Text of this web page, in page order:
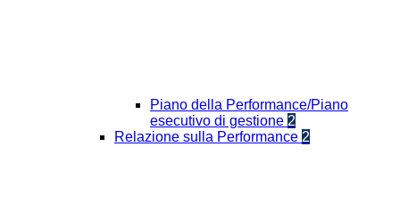
Piano della Performance/Piano
esecutivo di gestione 2
Relazione sulla Performance 2